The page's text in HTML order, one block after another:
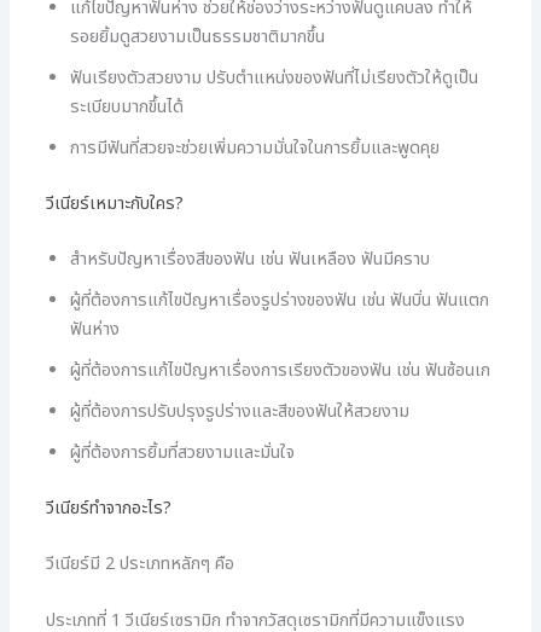
แก้ไขปัญหาฟันห่าง ช่วยให้ช่องว่างระหว่างฟันดูแคบลง ทำให้
รอยยิ้มดูสวยงามเป็นธรรมชาติมากขึ้น
ฟันเรียงตัวสวยงาม ปรับตำแหน่งของฟันที่ไม่เรียงตัวให้ดูเป็น
ระเบียบมากขึ้นได้
การมีฟันที่สวยจะช่วยเพิ่มความมั่นใจในการยิ้มและพูดคุย
วีเนียร์เหมาะกับใคร?
สำหรับปัญหาเรื่องสีของฟัน เช่น ฟันเหลือง ฟันมีคราบ
ผู้ที่ต้องการแก้ไขปัญหาเรื่องรูปร่างของฟัน เช่น ฟันบิ่น ฟันแตก
ฟันห่าง
ผู้ที่ต้องการแก้ไขปัญหาเรื่องการเรียงตัวของฟัน เช่น ฟันซ้อนเก
ผู้ที่ต้องการปรับปรุงรูปร่างและสีของฟันให้สวยงาม
ผู้ที่ต้องการยิ้มที่สวยงามและมั่นใจ
วีเนียร์ทำจากอะไร?
วีเนียร์มี 2 ประเภทหลักๆ คือ
ประเภทที่ 1 วีเนียร์เซรามิก ทำจากวัสดุเซรามิกที่มีความแข็งแรง